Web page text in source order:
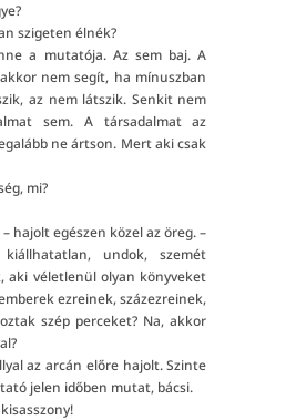
szigeten élnék?
a mutatója. Az sem baj. A
nem segít, ha mínuszban
az nem látszik. Senkit nem
sem. A társadalmat az
ne ártson. Mert aki csak
mi?
hajolt egészen közel az öreg. –
undok, szemét
aki véletlenül olyan könyveket
ezreinek, százezreinek,
szép perceket? Na, akkor
az arcán előre hajolt. Szinte
jelen időben mutat, bácsi.